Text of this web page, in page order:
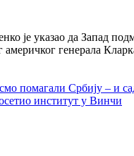
је указао да Запад
америчког генерала
помагали Србију – и
институт у Винчи